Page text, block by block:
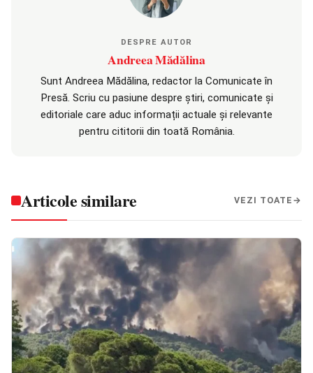
DESPRE AUTOR
Andreea Mădălina
Sunt Andreea Mădălina, redactor la Comunicate în
Presă. Scriu cu pasiune despre știri, comunicate și
editoriale care aduc informații actuale și relevante
pentru cititorii din toată România.
Articole similare VEZI TOATE